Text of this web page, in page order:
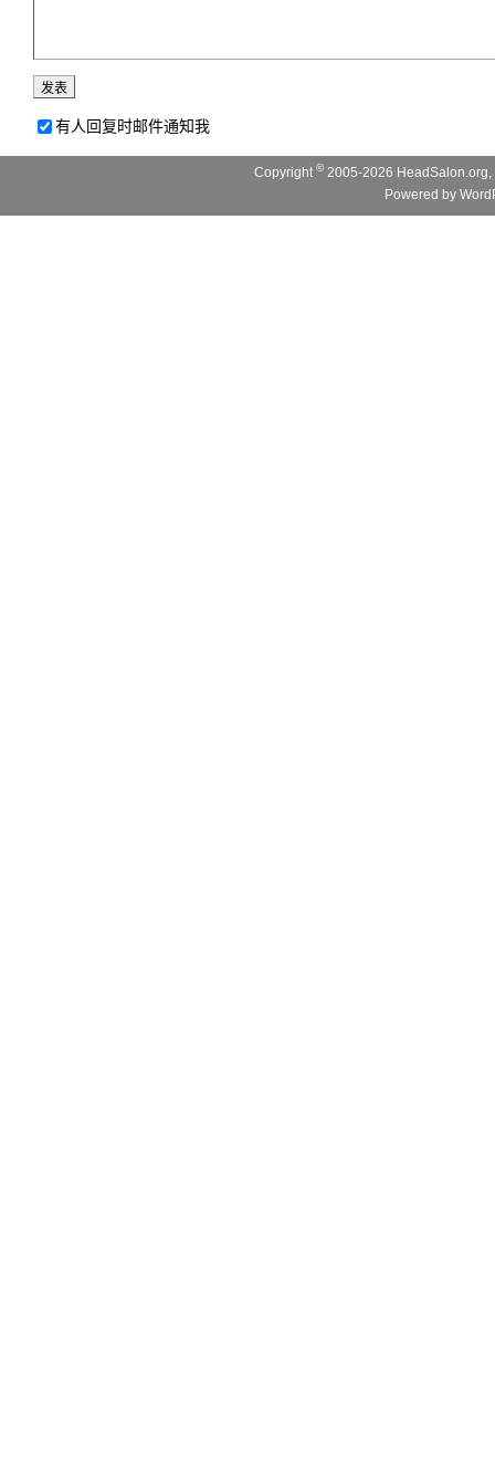
有人回复时邮件通知我
Copyright© 2005-2026
Powered by